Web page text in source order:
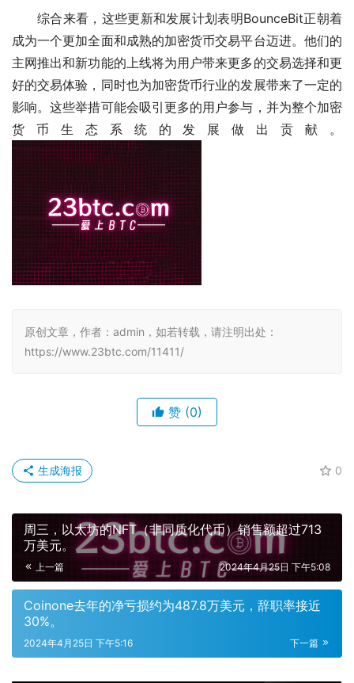
综合来看，这些更新和发展计划表明BounceBit正朝着
成为一个更加全面和成熟的加密货币交易平台迈进。他们的
主网推出和新功能的上线将为用户带来更多的交易选择和更
好的交易体验，同时也为加密货币行业的发展带来了一定的
影响。这些举措可能会吸引更多的用户参与，并为整个加密
货币生态系统的发展做出贡献。
原创文章，作者：admin，如若转载，请注明出处：
https://www.23btc.com/11411/
赞 (0)
0
生成海报
周三，以太坊的NFT（非同质化代币）销售额超过713
万美元。
上一篇 2024年4月25日 下午5:08
Coinone去年的净亏损约为487.8万美元，辞职率接近
30%。
下一篇
2024年4月25日 下午5:16